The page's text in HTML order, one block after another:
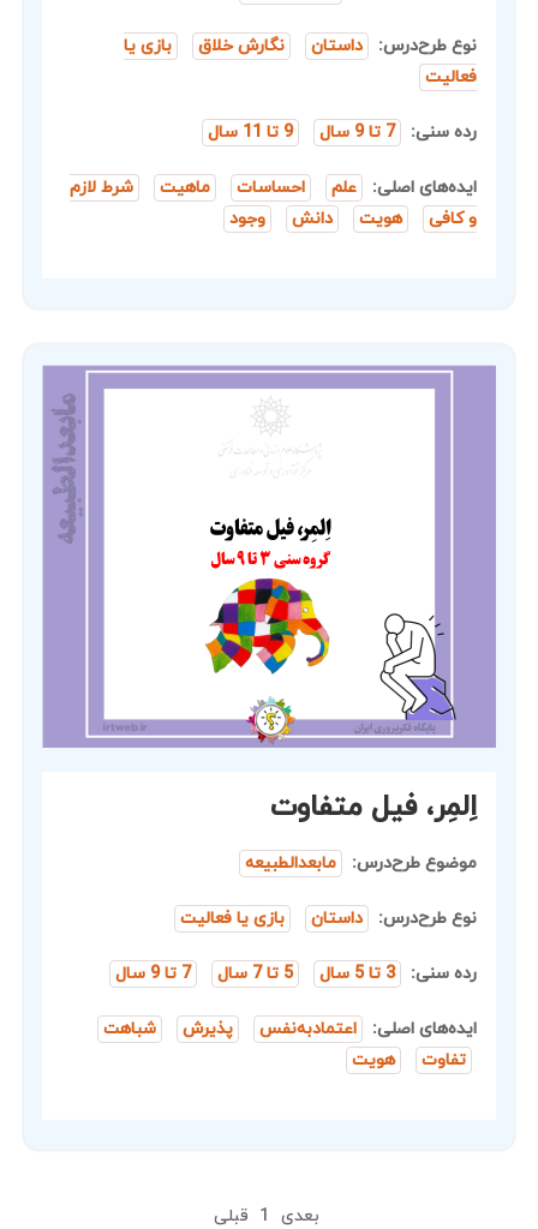
نوع طرح‌درس: داستان نگارش خلاق
بازی یا
فعالیت
رده سنی: 7 تا 9 سال 9 تا 11 سال
ایده‌های اصلی: علم احساسات ماهیت
شرط لازم
و کافی
هویت دانش وجود
اِلمِر، فیل متفاوت
موضوع طرح‌درس: مابعدالطبیعه
نوع طرح‌درس: داستان بازی یا فعالیت
رده سنی: 3 تا 5 سال 5 تا 7 سال 7 تا 9 سال
ایده‌های اصلی: اعتمادبه‌نفس پذیرش
شباهت
تفاوت
هویت
قبلی 1 بعدی